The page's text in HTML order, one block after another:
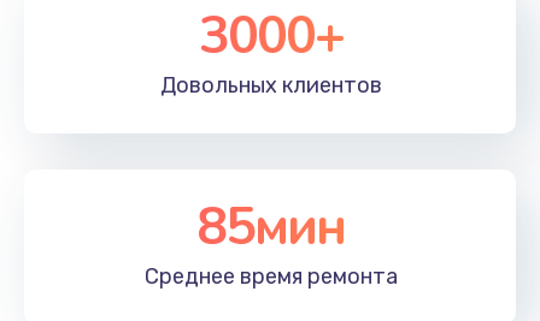
3000+
Довольных клиентов
85мин
Среднее время ремонта